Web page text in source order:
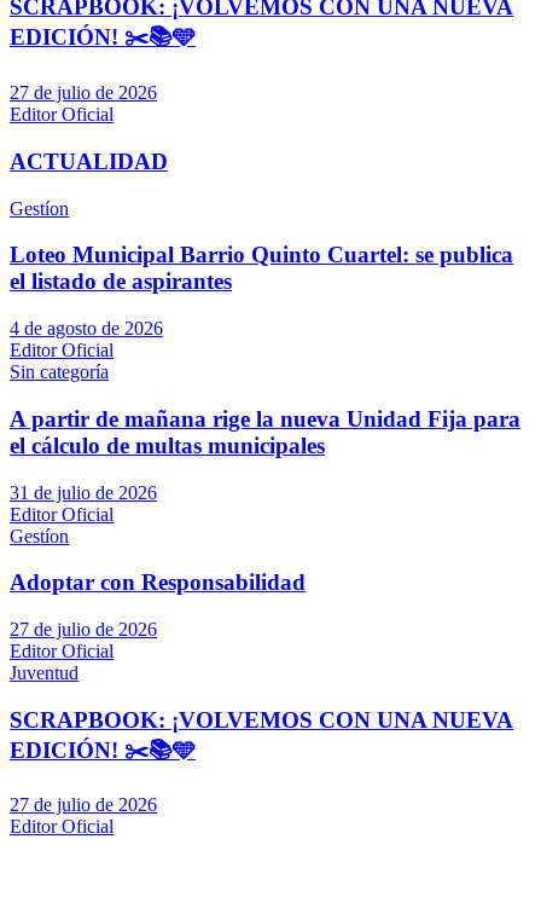
SCRAPBOOK: ¡VOLVEMOS CON UNA NUEVA
EDICIÓN! ✂️📚🩵
27 de julio de 2026
Editor Oficial
ACTUALIDAD
Gestíon
Loteo Municipal Barrio Quinto Cuartel: se publica
el listado de aspirantes
4 de agosto de 2026
Editor Oficial
Sin categoría
A partir de mañana rige la nueva Unidad Fija para
el cálculo de multas municipales
31 de julio de 2026
Editor Oficial
Gestíon
Adoptar con Responsabilidad
27 de julio de 2026
Editor Oficial
Juventud
SCRAPBOOK: ¡VOLVEMOS CON UNA NUEVA
EDICIÓN! ✂️📚🩵
27 de julio de 2026
Editor Oficial